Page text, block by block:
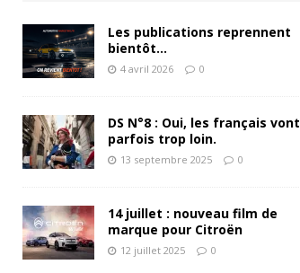
Les publications reprennent
bientôt…
4 avril 2026 0
DS N°8 : Oui, les français vont
parfois trop loin.
13 septembre 2025 0
14 juillet : nouveau film de
marque pour Citroën
12 juillet 2025 0